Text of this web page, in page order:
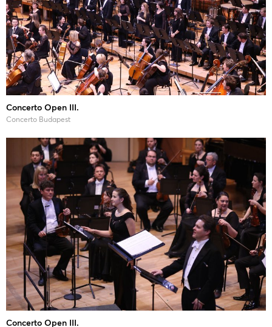
Concerto Open III.
Concerto Budapest
Concerto Open III.